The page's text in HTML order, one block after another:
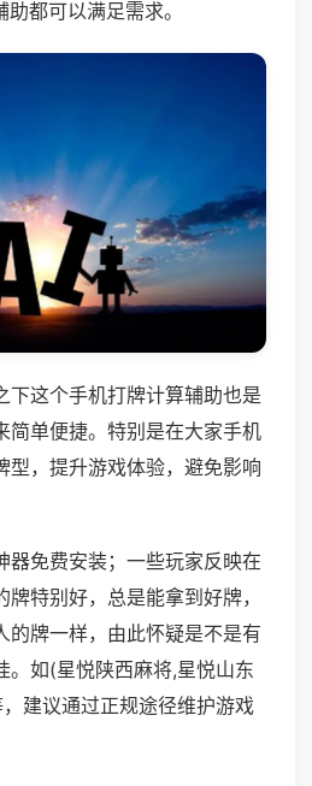
都可以满足需求。
下这个手机打牌计算辅助也是
简单便捷。特别是在大家手机
型，提升游戏体验，避免影响
器免费安装；一些玩家反映在
特别好，总是能拿到好牌，
的牌一样，由此怀疑是不是有
。如(星悦陕西麻将,星悦山东
建议通过正规途径维护游戏